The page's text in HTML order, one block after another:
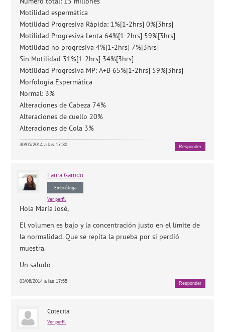
Motilidad espermática
Motilidad Progresiva Rápida: 1%[1-2hrs] 0%[3hrs]
Motilidad Progresiva Lenta 64%[1-2hrs] 59%[3hrs]
Motilidad no progresiva 4%[1-2hrs] 7%[3hrs]
Sin Motilidad 31%[1-2hrs] 34%[3hrs]
Motilidad Progresiva MP: A+B 65%[1-2hrs] 59%[3hrs]
Morfología Espermática
Normal: 3%
Alteraciones de Cabeza 74%
Alteraciones de cuello 20%
Alteraciones de Cola 3%
30/05/2014 a las 17:30 Responder
Laura Garrido
Embrióloga
Ver perfil
Hola María José,
El volumen es bajo y la concentración justo en el límite de
la normalidad. Que se repita la prueba por si perdió
muestra.
Un saludo
03/06/2014 a las 17:55 Responder
Cotecita
Ver perfil